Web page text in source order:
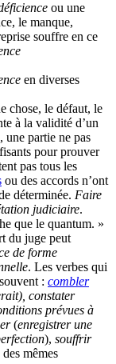
ou une
le manque,
souffre en ce
en diverses
chose, le défaut, le
à la validité d’un
une partie ne pas
pour prouver
pas tous les
ou des accords n’ont
déterminée. Faire
judiciaire.
que le quantum. »
du juge peut
de forme
. Les verbes qui
: combler
constater
prévues à
(enregistrer une
), souffrir
mêmes